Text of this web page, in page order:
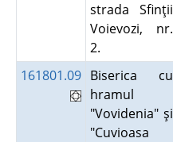
strada Sfinţii
Voievozi, nr.
2.
161801.09 Biserica cu
hramul
"Vovidenia" şi
"Cuvioasa